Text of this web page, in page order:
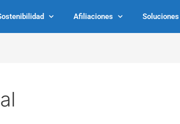
Afiliaciones Soluciones